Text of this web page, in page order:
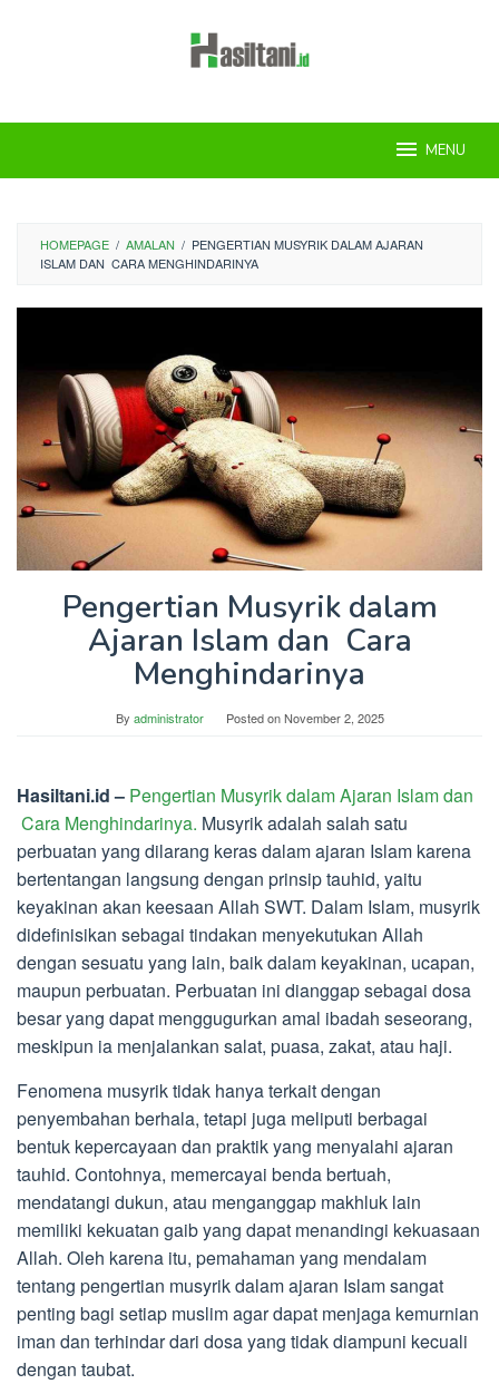
MENU
HOMEPAGE / AMALAN / PENGERTIAN MUSYRIK DALAM AJARAN
ISLAM DAN CARA MENGHINDARINYA
Pengertian Musyrik dalam
Ajaran Islam dan Cara
Menghindarinya
By administrator Posted onNovember 2, 2025
Hasiltani.id – Pengertian Musyrik dalam Ajaran Islam dan
Cara Menghindarinya. Musyrik adalah salah satu
perbuatan yang dilarang keras dalam ajaran Islam karena
bertentangan langsung dengan prinsip tauhid, yaitu
keyakinan akan keesaan Allah SWT. Dalam Islam, musyrik
didefinisikan sebagai tindakan menyekutukan Allah
dengan sesuatu yang lain, baik dalam keyakinan, ucapan,
maupun perbuatan. Perbuatan ini dianggap sebagai dosa
besar yang dapat menggugurkan amal ibadah seseorang,
meskipun ia menjalankan salat, puasa, zakat, atau haji.
Fenomena musyrik tidak hanya terkait dengan
penyembahan berhala, tetapi juga meliputi berbagai
bentuk kepercayaan dan praktik yang menyalahi ajaran
tauhid. Contohnya, memercayai benda bertuah,
mendatangi dukun, atau menganggap makhluk lain
memiliki kekuatan gaib yang dapat menandingi kekuasaan
Allah. Oleh karena itu, pemahaman yang mendalam
tentang pengertian musyrik dalam ajaran Islam sangat
penting bagi setiap muslim agar dapat menjaga kemurnian
iman dan terhindar dari dosa yang tidak diampuni kecuali
dengan taubat.